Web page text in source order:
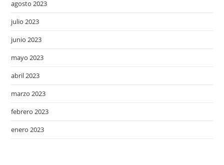
agosto 2023
julio 2023
junio 2023
mayo 2023
abril 2023
marzo 2023
febrero 2023
enero 2023